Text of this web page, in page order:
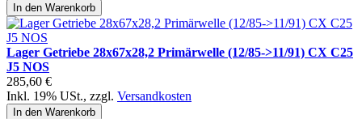
In den Warenkorb
Lager Getriebe 28x67x28,2 Primärwelle (12/85->11/91) CX C25
J5 NOS
285,60 €
Inkl. 19% USt., zzgl. Versandkosten
In den Warenkorb